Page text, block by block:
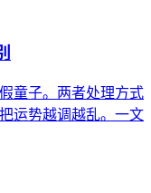
童子。两者处理方式
运势越调越乱。一文